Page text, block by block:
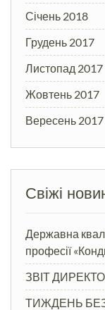
Січень 2018
Грудень 2017
Листопад 2017
Жовтень 2017
Вересень 2017
Свіжі
Державна
професії
ЗВІТ
ТИЖДЕНЬ